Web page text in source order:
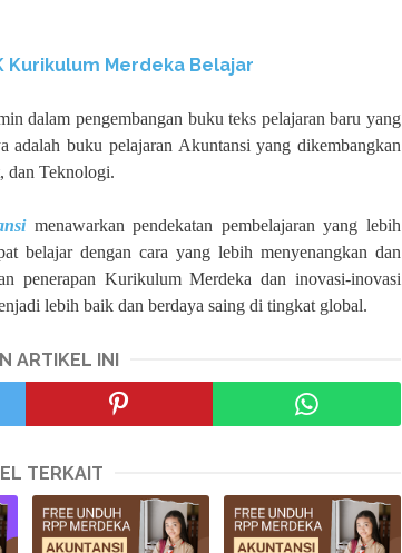
Kurikulum Merdeka Belajar
dalam pengembangan buku teks pelajaran baru yang
buku pelajaran Akuntansi yang dikembangkan
dan Teknologi.
menawarkan pendekatan pembelajaran yang lebih
belajar dengan cara yang lebih menyenangkan dan
penerapan Kurikulum Merdeka dan inovasi-inovasi
lebih baik dan berdaya saing di tingkat global.
ARTIKEL INI
TERKAIT